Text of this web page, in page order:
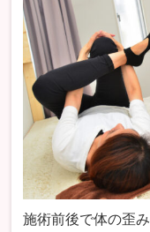
施術前後で体の歪